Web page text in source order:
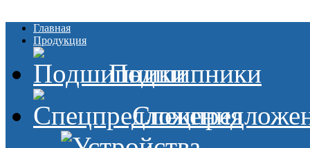
Главная
Продукция
Подшипники